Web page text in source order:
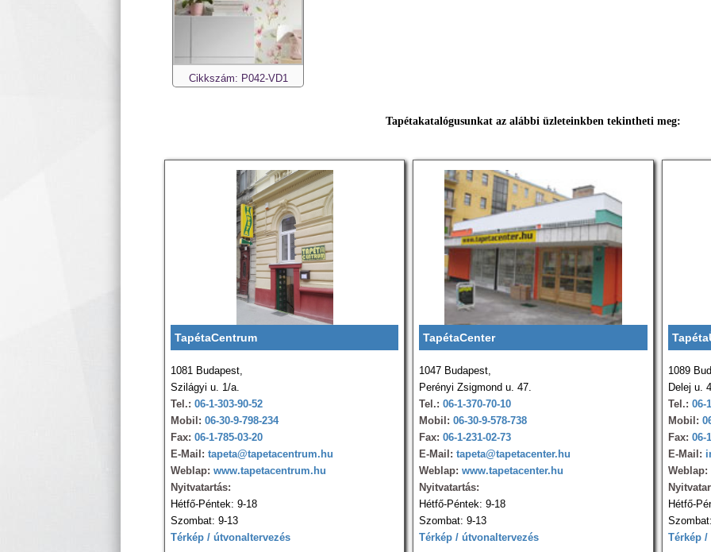
Cikkszám: P042-VD1
Tapétakatalógusunkat az alábbi üzleteinkben tekintheti meg:
TapétaCentrum
1081 Budapest,
Szilágyi u. 1/a.
Tel.: 06-1-303-90-52
Mobil: 06-30-9-798-234
Fax: 06-1-785-03-20
E-Mail: tapeta@tapetacentrum.hu
Weblap: www.tapetacentrum.hu
Nyitvatartás:
Hétfő-Péntek: 9-18
Szombat: 9-13
Térkép / útvonaltervezés
TapétaCenter
1047 Budapest,
Perényi Zsigmond u. 47.
Tel.: 06-1-370-70-10
Mobil: 06-30-9-578-738
Fax: 06-1-231-02-73
E-Mail: tapeta@tapetacenter.hu
Weblap: www.tapetacenter.hu
Nyitvatartás:
Hétfő-Péntek: 9-18
Szombat: 9-13
Térkép / útvonaltervezés
1089
Delej u.
Tel.: 06-
Mobil:
Fax: 06-
E-Mail:
Weblap:
Hétfő-
Térkép /